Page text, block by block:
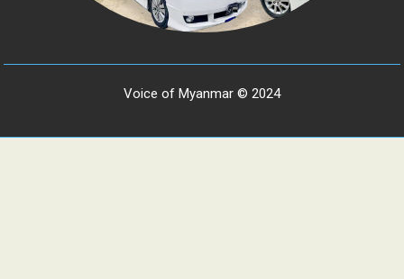
Voice of Myanmar © 2024